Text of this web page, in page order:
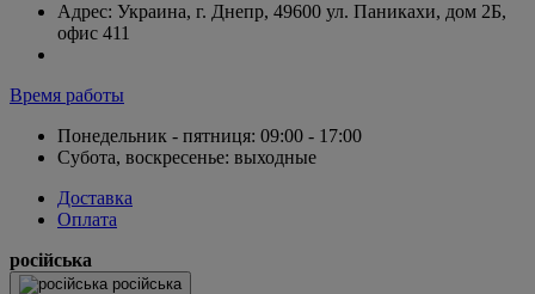
Адрес: Украина, г. Днепр, 49600 ул. Паникахи, дом 2Б,
офис 411
Время работы
Понедельник - пятниця: 09:00 - 17:00
Субота, воскресенье: выходные
Доставка
Оплата
російська
російська